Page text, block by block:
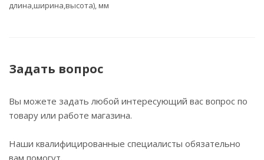
длина,ширина,высота), мм
Задать вопрос
Вы можете задать любой интересующий вас вопрос по
товару или работе магазина.
Наши квалифицированные специалисты обязательно
вам помогут.